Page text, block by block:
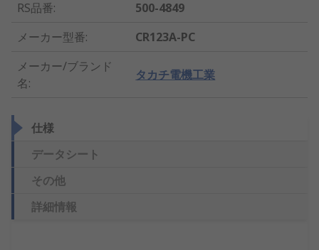
RS品番:
500-4849
メーカー型番:
CR123A-PC
メーカー/ブランド
名:
タカチ電機工業
仕様
データシート
その他
詳細情報